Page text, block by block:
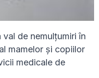
de nemulțumiri în
mamelor și copiilor
medicale de